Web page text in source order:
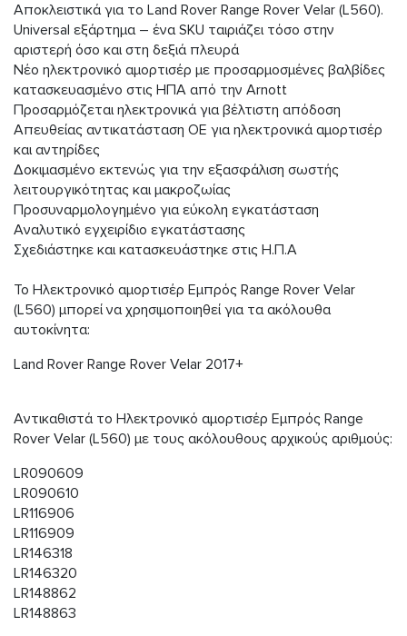
Αποκλειστικά για το Land Rover Range Rover Velar (L560).
Universal εξάρτημα – ένα SKU ταιριάζει τόσο στην
αριστερή όσο και στη δεξιά πλευρά
Νέο ηλεκτρονικό αμορτισέρ με προσαρμοσμένες βαλβίδες
κατασκευασμένο στις ΗΠΑ από την Arnott
Προσαρμόζεται ηλεκτρονικά για βέλτιστη απόδοση
Απευθείας αντικατάσταση ΟΕ για ηλεκτρονικά αμορτισέρ
και αντηρίδες
Δοκιμασμένο εκτενώς για την εξασφάλιση σωστής
λειτουργικότητας και μακροζωίας
Προσυναρμολογημένο για εύκολη εγκατάσταση
Αναλυτικό εγχειρίδιο εγκατάστασης
Σχεδιάστηκε και κατασκευάστηκε στις Η.Π.Α
Το Ηλεκτρονικό αμορτισέρ Εμπρός Range Rover Velar
(L560) μπορεί να χρησιμοποιηθεί για τα ακόλουθα
αυτοκίνητα:
Land Rover Range Rover Velar 2017+
Αντικαθιστά το Ηλεκτρονικό αμορτισέρ Εμπρός Range
Rover Velar (L560) με τους ακόλουθους αρχικούς αριθμούς:
LR090609
LR090610
LR116906
LR116909
LR146318
LR146320
LR148862
LR148863